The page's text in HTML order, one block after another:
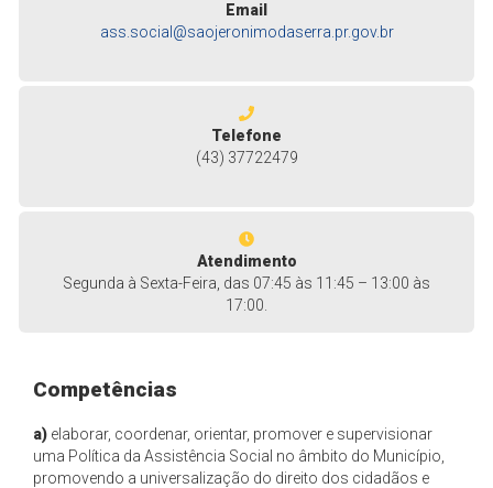
Email
ass.social@saojeronimodaserra.pr.gov.br
Telefone
(43) 37722479
Atendimento
Segunda à Sexta-Feira, das 07:45 às 11:45 – 13:00 às
17:00.
Competências
a) elaborar, coordenar, orientar, promover e supervisionar
uma Política da Assistência Social no âmbito do Município,
promovendo a universalização do direito dos cidadãos e